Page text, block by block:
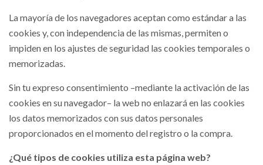
La mayoría de los navegadores aceptan como estándar a las
cookies y, con independencia de las mismas, permiten o
impiden en los ajustes de seguridad las cookies temporales o
memorizadas.
Sin tu expreso consentimiento –mediante la activación de las
cookies en su navegador– la web no enlazará en las cookies
los datos memorizados con sus datos personales
proporcionados en el momento del registro o la compra.
¿Qué tipos de cookies utiliza esta página web?